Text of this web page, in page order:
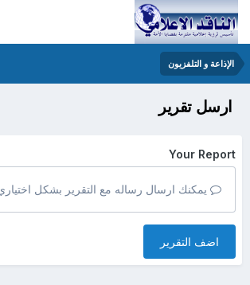
الإذاعة و التلفزيون
ارسل تقرير
Your Report
يمكنك ارسال رساله مع التقرير بشكل اختياري
اضف التقرير